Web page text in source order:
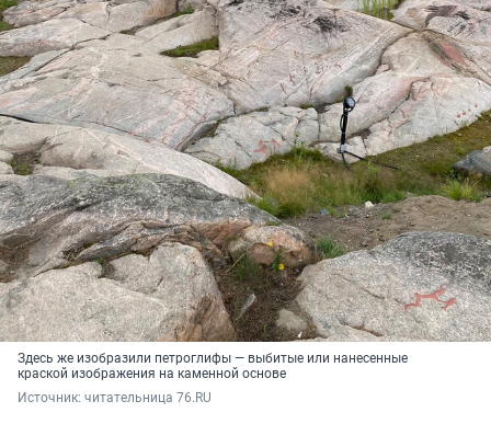
Здесь же изобразили петроглифы — выбитые или нанесенные
краской изображения на каменной основе
Источник: читательница 76.RU